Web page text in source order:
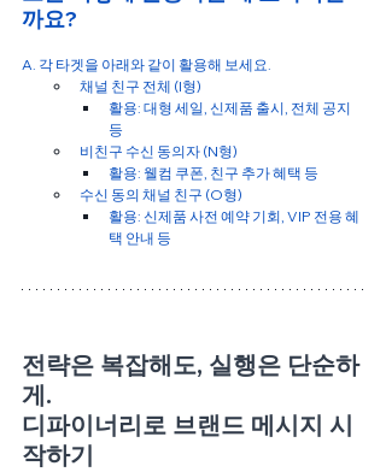
까요?
A. 각 타겟을 아래와 같이 활용해 보세요.
채널 친구 전체 (I형)
활용: 대형 세일, 신제품 출시, 전체 공지
등
비친구 수신 동의자 (N형)
활용: 웰컴 쿠폰, 친구 추가 혜택 등
수신 동의 채널 친구 (O형)
활용: 신제품 사전 예약 기회, VIP 전용 혜
택 안내 등
전략은 복잡해도, 실행은 단순하
게.
디파이너리로 브랜드 메시지 시
작하기